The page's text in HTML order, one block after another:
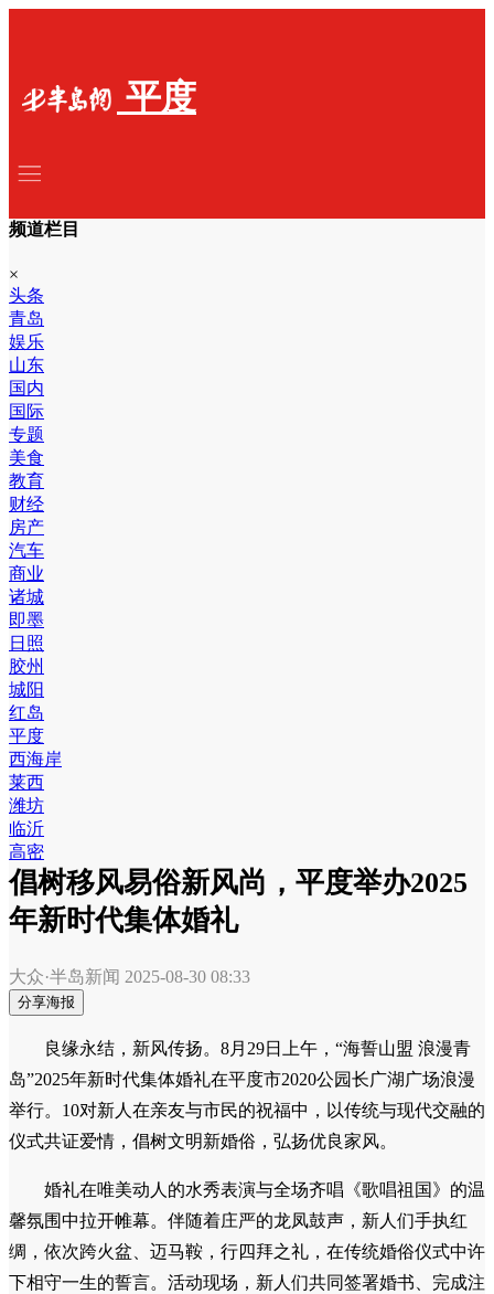
平度
频道栏目
×
头条
青岛
娱乐
山东
国内
国际
专题
美食
教育
财经
房产
汽车
商业
诸城
即墨
日照
胶州
城阳
红岛
平度
西海岸
莱西
潍坊
临沂
高密
倡树移风易俗新风尚，平度举办2025
年新时代集体婚礼
大众·半岛新闻 2025-08-30 08:33
分享海报
良缘永结，新风传扬。8月29日上午，“海誓山盟 浪漫青
岛”2025年新时代集体婚礼在平度市2020公园长广湖广场浪漫
举行。10对新人在亲友与市民的祝福中，以传统与现代交融的
仪式共证爱情，倡树文明新婚俗，弘扬优良家风。
婚礼在唯美动人的水秀表演与全场齐唱《歌唱祖国》的温
馨氛围中拉开帷幕。伴随着庄严的龙凤鼓声，新人们手执红
绸，依次跨火盆、迈马鞍，行四拜之礼，在传统婚俗仪式中许
下相守一生的誓言。活动现场，新人们共同签署婚书、完成注